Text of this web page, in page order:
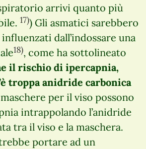
arrivi quanto più
17)) Gli asmatici sarebbero
dall’indossare una
18), come ha sottolineato
il rischio di ipercapnia,
troppa anidride carbonica
per il viso possono
intrappolando l’anidride
tra il viso e la maschera.
portare ad un